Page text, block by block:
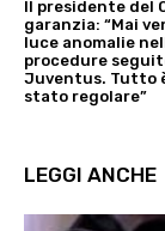
Il presidente del
garanzia: “Mai
luce anomalie
procedure
Juventus. Tutto
stato regolare”
LEGGI ANCHE